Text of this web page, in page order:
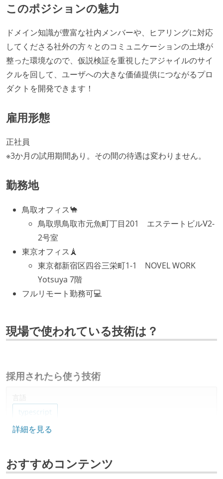
このポジションの魅力
ドメイン知識が豊富な社内メンバーや、ヒアリングに対応
してくださる社外の方々とのコミュニケーションの土壌が
整った環境なので、仮説検証を重視したアジャイルのサイ
クルを回して、ユーザへの大きな価値提供につながるプロ
ダクトを開発できます！
雇用形態
正社員
※3か月の試用期間あり。その間の待遇は変わりません。
勤務地
鳥取オフィス🐪
鳥取県鳥取市元魚町丁目201 エステートビルⅤ2-
2号室
東京オフィス🗼
東京都新宿区四谷三栄町1-1 NOVEL WORK
Yotsuya 7階
フルリモート勤務可💻
現場で使われている技術は？
採用されたら使う技術
言語
typescript
フレームワーク
プロジェクト管理
詳細を見る
おすすめコンテンツ